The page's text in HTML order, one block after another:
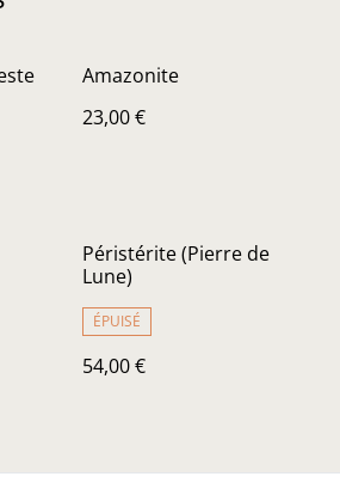
Amazonite
23,00 €
Péristérite (Pierre de
Lune)
ÉPUISÉ
54,00 €